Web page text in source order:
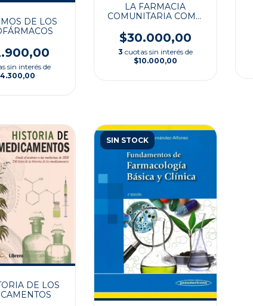
DE LOS
sin interés de
LA FARMACIA
COMUNITARIA COMO
SERVICIOS
$30.000,00
3 cuotas sin interés de
$10.000,00
DE LOS
SIN STOCK